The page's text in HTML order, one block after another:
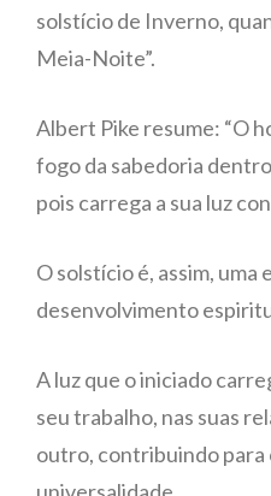
solstício de Inverno,
Meia-Noite”.
Albert Pike resume: “O
fogo da sabedoria
pois carrega a sua luz
O solstício é, assim, uma
desenvolvimento
A luz que o iniciado
seu trabalho, nas suas
outro, contribuindo para